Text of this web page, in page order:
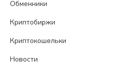
Обменники
Криптобиржи
Криптокошельки
Новости